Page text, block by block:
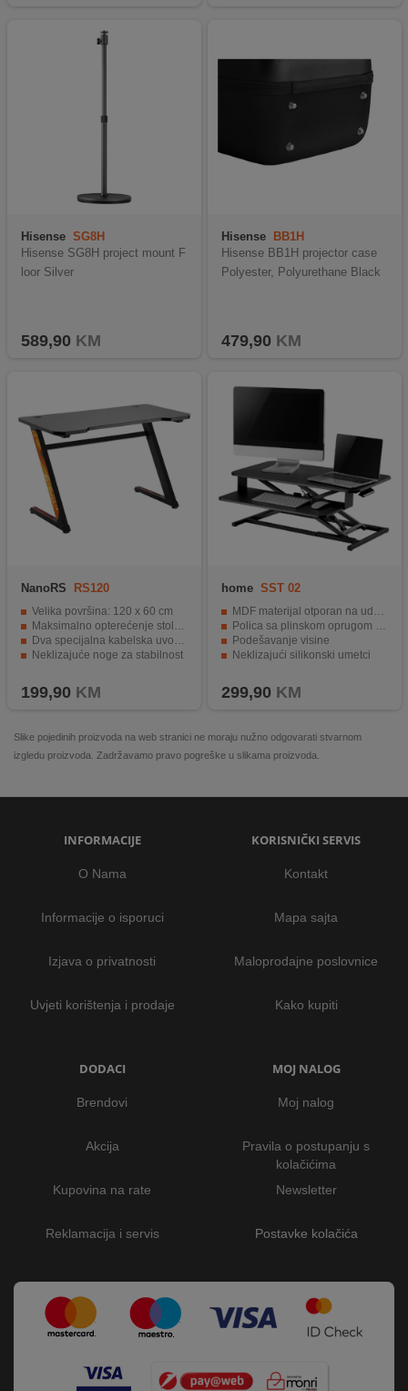
Hisense SG8H
Hisense SG8H project mount F
loor Silver
589,90 KM
Hisense
BB1H
Hisense BB1H projector case
Polyester, Polyurethane Black
479,90 KM
NanoRS RS120
Velika površina: 120 x 60 cm
Maksimalno opterećenje stola: do 50 kg
Dva specijalna kabelska uvoda (ušice)
Neklizajuće noge za stabilnost
199,90 KM
home SST 02
MDF materijal otporan na udarce
Polica sa plinskom oprugom za tastaturu
Podešavanje visine
Neklizajući silikonski umetci
299,90 KM
Slike pojedinih proizvoda na web stranici ne moraju nužno odgovarati stvarnom
izgledu proizvoda. Zadržavamo pravo pogreške u slikama proizvoda.
INFORMACIJE
O Nama
Informacije o isporuci
Izjava o privatnosti
Uvjeti korištenja i prodaje
KORISNIČKI SERVIS
Kontakt
Mapa sajta
Maloprodajne poslovnice
Kako kupiti
DODACI
Brendovi
Akcija
Kupovina na rate
Reklamacija i servis
MOJ NALOG
Moj nalog
Pravila o postupanju s
kolačićima
Newsletter
Postavke kolačića